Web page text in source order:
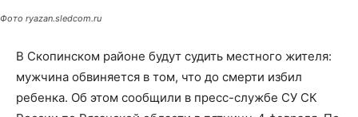
Фото ryazan.sledcom.ru
В Скопинском районе будут судить местного жителя:
мужчина обвиняется в том, что до смерти избил
ребенка. Об этом сообщили в пресс-службе СУ СК